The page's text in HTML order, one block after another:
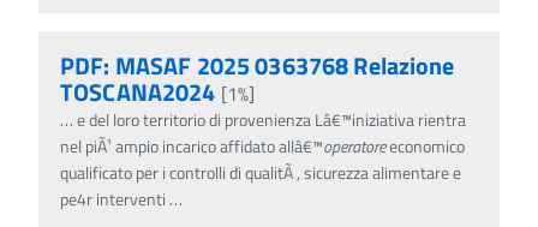
PDF: MASAF 2025 0363768 Relazione
TOSCANA2024 [1%]
…e del loro territorio di provenienza Lâ€™iniziativa rientra
nel piÃ¹ ampio incarico affidato allâ€™operatoreeconomico
qualificato per i controlli di qualitÃ , sicurezza alimentare e
pe4r interventi …